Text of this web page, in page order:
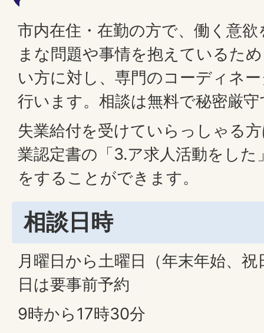
市内在住・在勤の方で、働く意
まな問題や事情を抱えているた
い方に対し、専門のコーディネ
行います。相談は無料で秘密厳
失業給付を受けていらっしゃる
業認定書の「3.ア求人活動をした
をすることができます。
相談日時
月曜日から土曜日（年末年始、
日は要事前予約
9時から17時30分